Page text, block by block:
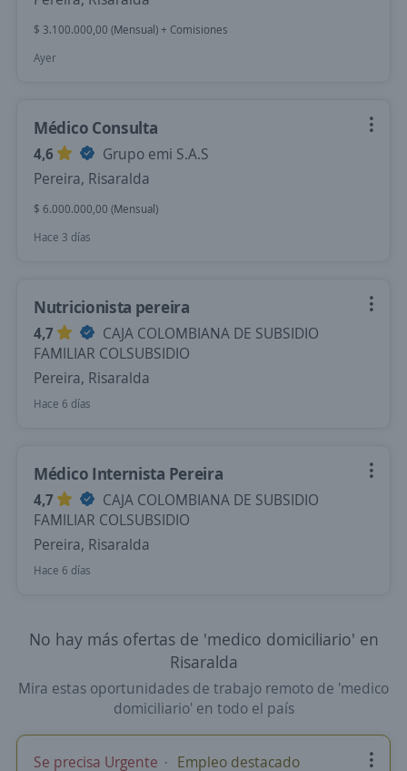
$ 3.100.000,00 (Mensual) + Comisiones
Ayer
Médico Consulta
4,6
Grupo emi S.A.S
Pereira, Risaralda
$ 6.000.000,00 (Mensual)
Hace 3 días
Nutricionista pereira
4,7
CAJA COLOMBIANA DE SUBSIDIO
FAMILIAR COLSUBSIDIO
Pereira, Risaralda
Hace 6 días
Médico Internista Pereira
4,7
CAJA COLOMBIANA DE SUBSIDIO
FAMILIAR COLSUBSIDIO
Pereira, Risaralda
Hace 6 días
No hay más ofertas de 'medico domiciliario' en
Risaralda
Mira estas oportunidades de trabajo remoto de 'medico
domiciliario' en todo el país
Se precisa Urgente Empleo destacado